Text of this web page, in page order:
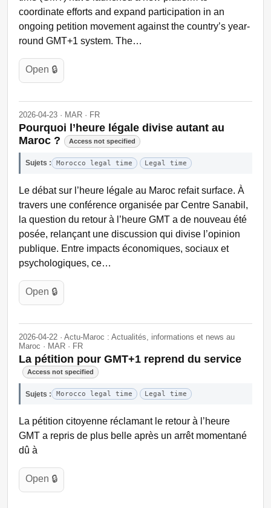
coordinate efforts and expand participation in an
ongoing petition movement against the country’s year-
round GMT+1 system. The…
Open 🔒
2026-04-23 · MAR · FR
Pourquoi l’heure légale divise autant au
Maroc ?
Access not specified
Sujets : Morocco legal time Legal time
Le débat sur l’heure légale au Maroc refait surface. À
travers une conférence organisée par Centre Sanabil,
la question du retour à l’heure GMT a de nouveau été
posée, relançant une discussion qui divise l’opinion
publique. Entre impacts économiques, sociaux et
psychologiques, ce…
Open 🔒
2026-04-22 · Actu-Maroc : Actualités, informations et news au
Maroc · MAR · FR
La pétition pour GMT+1 reprend du service
Access not specified
Sujets : Morocco legal time Legal time
La pétition citoyenne réclamant le retour à l’heure
GMT a repris de plus belle après un arrêt momentané
dû à
Open 🔒